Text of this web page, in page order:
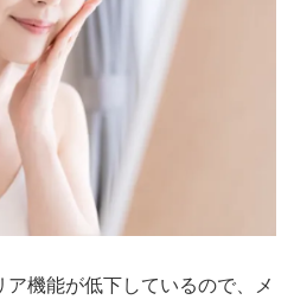
機能が低下しているので、メ